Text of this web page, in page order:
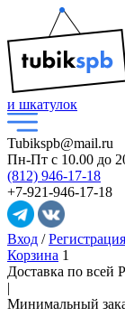
и шкатулок
Tubikspb@mail.ru
Пн-Пт с 10.00 до
(812) 946-17-18
+7-921-946-17-18
Вход /Регистрация
Корзина 1
Доставка по всей
|
Минимальный